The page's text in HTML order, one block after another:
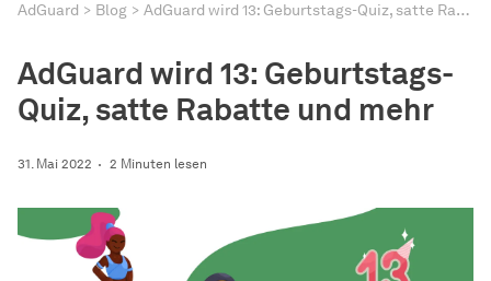
AdGuard Blog AdGuard wird 13: Geburtstags-Quiz, satte Rabatte und mehr
AdGuard wird 13: Geburtstags-
Quiz, satte Rabatte und mehr
31. Mai 2022 2 Minuten lesen